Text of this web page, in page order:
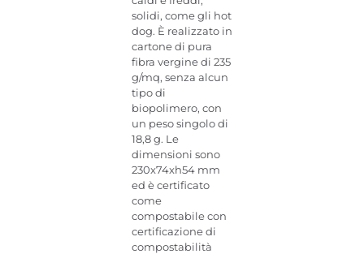
solidi, come gli hot
dog. È realizzato in
cartone di pura
fibra vergine di 235
g/mq, senza alcun
tipo di
biopolimero, con
un peso singolo di
18,8 g. Le
dimensioni sono
230x74xh54 mm
ed è certificato
come
compostabile con
certificazione di
compostabilità